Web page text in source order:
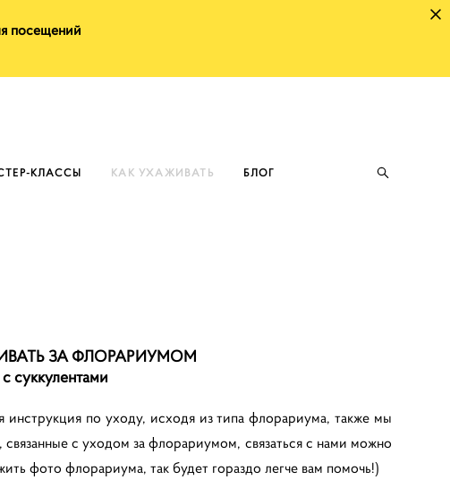
посещений
КЛАССЫ КАК УХАЖИВАТЬ
БЛОГ
ЗА ФЛОРАРИУМОМ
с суккулентами
по уходу, исходя из типа флорариума, также мы
с уходом за флорариумом, связаться с нами можно
фото флорариума, так будет гораздо легче вам помочь!)